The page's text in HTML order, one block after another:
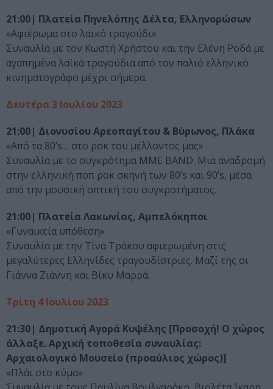
21:00| Πλατεία Πηνελόπης Δέλτα, Ελληνορώσων
«Αφιέρωμα στο λαϊκό τραγούδι»
Συναυλία με τον Κωστή Χρήστου και την Ελένη Ροδά με
αγαπημένα λαϊκά τραγούδια από τον παλιό ελληνικό
κινηματογράφο μέχρι σήμερα.
Δευτέρα 3 Ιουλίου 2023
21:00| Διονυσίου Αρεοπαγίτου & Βύρωνος, Πλάκα
«Από τα 80’s… στο ροκ του μέλλοντος μας»
Συναυλία με το συγκρότημα ΜΜΕ BAND. Μια αναδρομή
στην ελληνική ποπ ροκ σκηνή των 80’s και 90’s, μέσα
από την μουσική οπτική του συγκροτήματος.
21:00| Πλατεία Λακωνίας, Αμπελόκηποι
«Γυναικεία υπόθεση»
Συναυλία με την Τίνα Τράκου αφιερωμένη στις
μεγαλύτερες Ελληνίδες τραγουδίστριες. Μαζί της οι
Γιάννα Ζιάννη και Βίκυ Μαρρά.
Τρίτη 4 Ιουλίου 2023
21:30| Δημοτική Αγορά Κυψέλης [Προσοχή! Ο χώρος
άλλαξε. Αρχική τοποθεσία συναυλίας:
Αρχαιολογικό Μουσείο (προαύλιος χώρος)]
«Πλάι στο κύμα»